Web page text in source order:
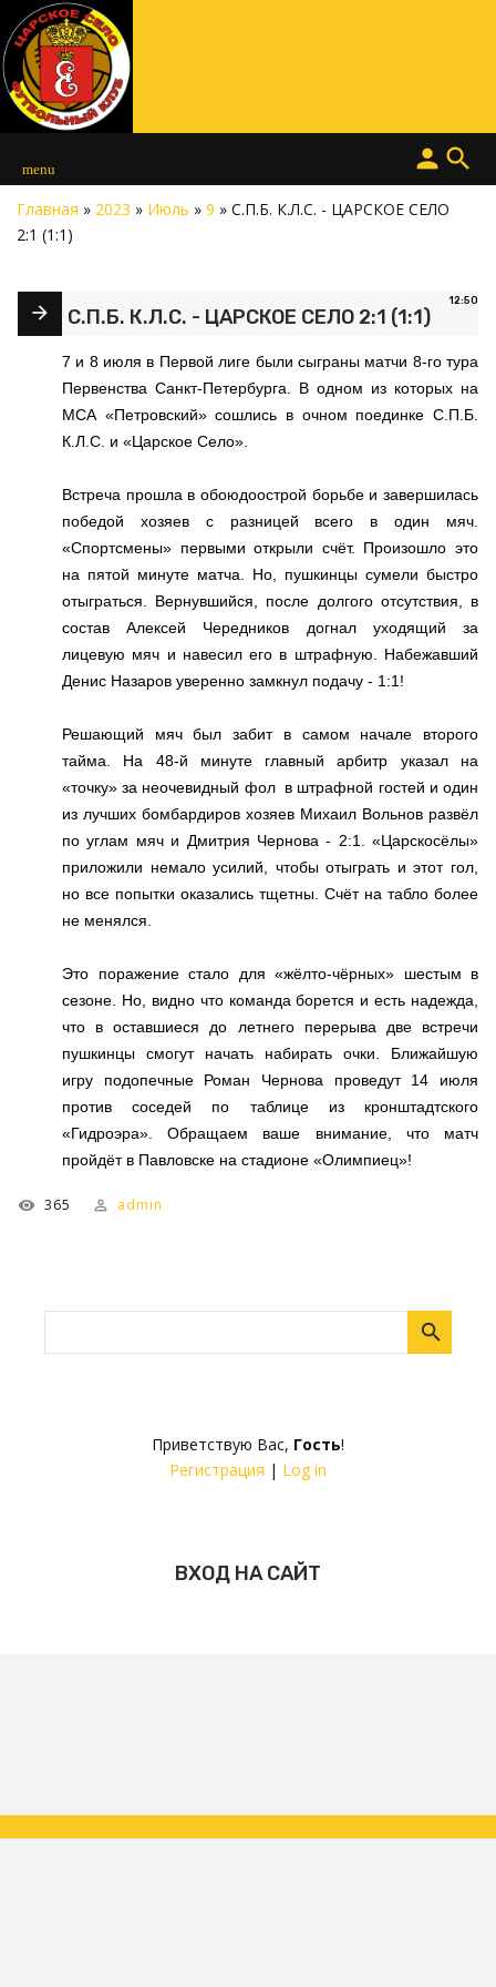
menu search
person
Приветствую Вас, Гость!
Регистрация | Log in
ВХОД НА САЙТ
Главная » 2023 » Июль » 9 » С.П.Б. К.Л.С. - ЦАРСКОЕ СЕЛО
2:1 (1:1)
12:50
С.П.Б. К.Л.С. - ЦАРСКОЕ СЕЛО 2:1 (1:1)
7 и 8 июля в Первой лиге были сыграны матчи 8-го тура
Первенства Санкт-Петербурга. В одном из которых на
МСА «Петровский» сошлись в очном поединке С.П.Б.
К.Л.С. и «Царское Село».
Встреча прошла в обоюдоострой борьбе и завершилась
победой хозяев с разницей всего в один мяч.
«Спортсмены» первыми открыли счёт. Произошло это
на пятой минуте матча. Но, пушкинцы сумели быстро
отыграться. Вернувшийся, после долгого отсутствия, в
состав Алексей Чередников догнал уходящий за
лицевую мяч и навесил его в штрафную. Набежавший
Денис Назаров уверенно замкнул подачу - 1:1!
Решающий мяч был забит в самом начале второго
тайма. На 48-й минуте главный арбитр указал на
«точку» за неочевидный фол в штрафной гостей и один
из лучших бомбардиров хозяев Михаил Вольнов развёл
по углам мяч и Дмитрия Чернова - 2:1. «Царскосёлы»
приложили немало усилий, чтобы отыграть и этот гол,
но все попытки оказались тщетны. Счёт на табло более
не менялся.
Это поражение стало для «жёлто-чёрных» шестым в
сезоне. Но, видно что команда борется и есть надежда,
что в оставшиеся до летнего перерыва две встречи
пушкинцы смогут начать набирать очки. Ближайшую
игру подопечные Роман Чернова проведут 14 июля
против соседей по таблице из кронштадтского
«Гидроэра». Обращаем ваше внимание, что матч
пройдёт в Павловске на стадионе «Олимпиец»!
365 admin